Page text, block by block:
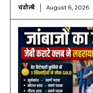
चंदौली August 6, 2026